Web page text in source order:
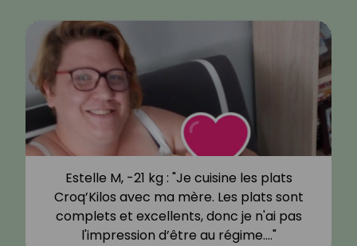
Estelle M, -21 kg : "Je cuisine les plats
Croq’Kilos avec ma mère. Les plats sont
complets et excellents, donc je n'ai pas
l'impression d’être au régime.…"